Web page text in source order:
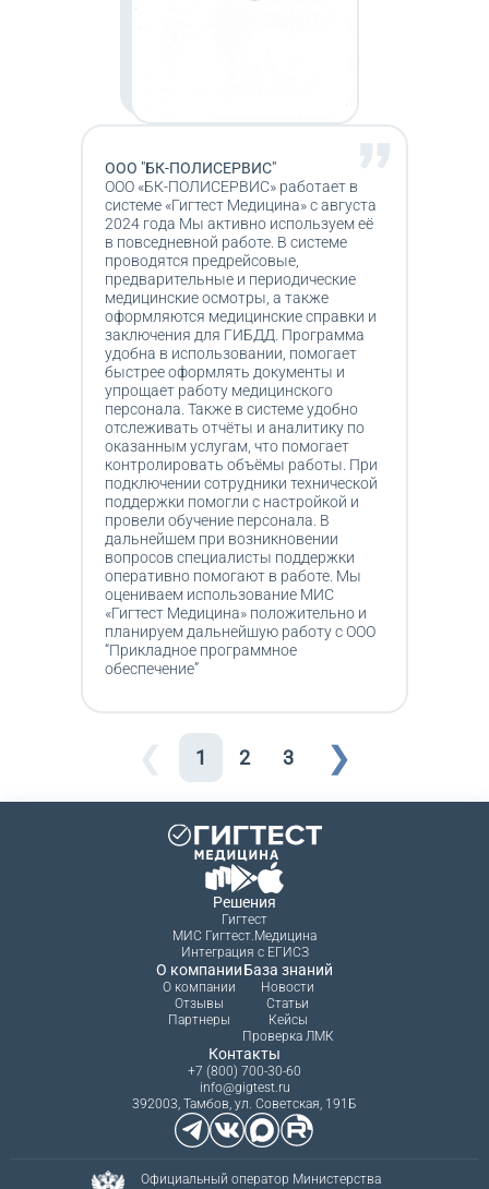
ООО "БК-ПОЛИСЕРВИС"
ООО «БК-ПОЛИСЕРВИС» работает в
системе «Гигтест Медицина» с августа
2024 года Мы активно используем её
в повседневной работе. В системе
проводятся предрейсовые,
предварительные и периодические
медицинские осмотры, а также
оформляются медицинские справки и
заключения для ГИБДД. Программа
удобна в использовании, помогает
быстрее оформлять документы и
упрощает работу медицинского
персонала. Также в системе удобно
отслеживать отчёты и аналитику по
оказанным услугам, что помогает
контролировать объёмы работы. При
подключении сотрудники технической
поддержки помогли с настройкой и
провели обучение персонала. В
дальнейшем при возникновении
вопросов специалисты поддержки
оперативно помогают в работе. Мы
оцениваем использование МИС
«Гигтест Медицина» положительно и
планируем дальнейшую работу с ООО
“Прикладное программное
обеспечение”
❮ 1 2 3 ❯
Решения
Гигтест
МИС Гигтест.Медицина
Интеграция с ЕГИСЗ
О компании
О компании
Отзывы
Партнеры
База знаний
Новости
Статьи
Кейсы
Проверка ЛМК
Контакты
+7 (800) 700-30-60
info@gigtest.ru
392003, Тамбов, ул. Советская, 191Б
Официальный оператор Министерства